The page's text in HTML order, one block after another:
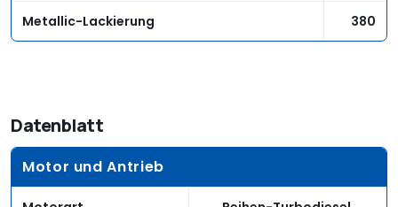
Metallic-Lackierung 380
Datenblatt
Motor und Antrieb